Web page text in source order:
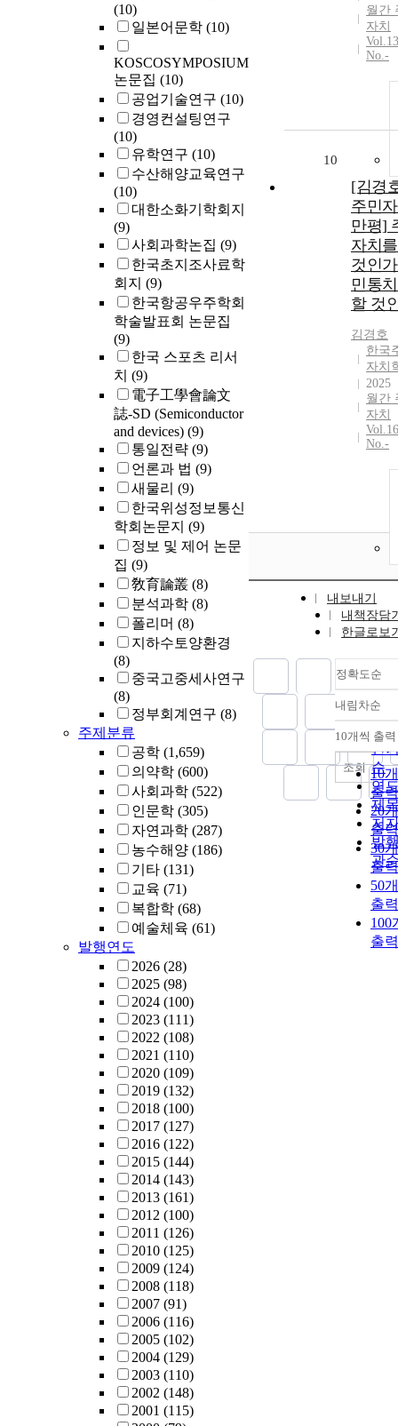
(10)
일본어문학 (10)
KOSCOSYMPOSIUM
논문집 (10)
공업기술연구 (10)
경영컨설팅연구
(10)
유학연구 (10)
수산해양교육연구
(10)
대한소화기학회지
(9)
사회과학논집 (9)
한국초지조사료학
회지 (9)
한국항공우주학회
학술발표회 논문집
(9)
한국 스포츠 리서
치 (9)
電子工學會論文
誌-SD (Semiconductor
and devices) (9)
통일전략 (9)
언론과 법 (9)
새물리 (9)
한국위성정보통신
학회논문지 (9)
정보 및 제어 논문
집 (9)
敎育論叢 (8)
분석과학 (8)
폴리머 (8)
지하수토양환경
(8)
중국고중세사연구
(8)
정부회계연구 (8)
주제분류
공학 (1,659)
의약학 (600)
사회과학 (522)
인문학 (305)
자연과학 (287)
농수해양 (186)
기타 (131)
교육 (71)
복합학 (68)
예술체육 (61)
발행연도
2026 (28)
2025 (98)
2024 (100)
2023 (111)
2022 (108)
2021 (110)
2020 (109)
2019 (132)
2018 (100)
2017 (127)
2016 (122)
2015 (144)
2014 (143)
2013 (161)
2012 (100)
2011 (126)
2010 (125)
2009 (124)
2008 (118)
2007 (91)
2006 (116)
2005 (102)
2004 (129)
2003 (110)
2002 (148)
2001 (115)
월간
자치
No.-
10
[김경
주민
만평]
자치
것인
민통
할 것
김경호
한국
자치
2025
월간
자치
No.-
내보내기
내책장담
한글로보
정확도순
정
순
인
순
연
제
저
발
관
내림차순
내
10개씩 출력
10
출력
20
출력
30
출력
50
출력
100
출력
조회